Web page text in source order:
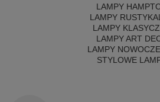
LAMPY
LAMPY
LAMPY
LAMPY ART
LAMPY
STYLOWE